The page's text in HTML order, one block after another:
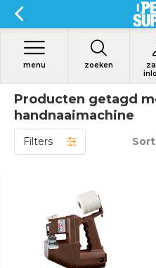
zoeken
menu
Producten getagd
handnaaimachine
Filters
Bekijk product